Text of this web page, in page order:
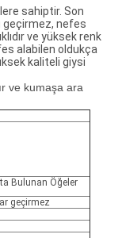
sahiptir. Son
geçirmez, nefes
ve yüksek renk
alabilen oldukça
kaliteli giysi
ve kumaşa ara
Bulunan Öğeler
geçirmez